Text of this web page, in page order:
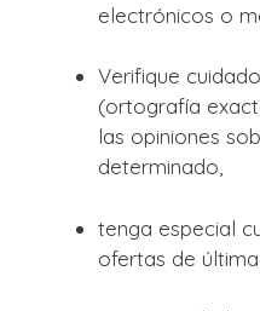
electrónicos o
Verifique
(ortografía
las opiniones
determinado,
tenga especial
ofertas de